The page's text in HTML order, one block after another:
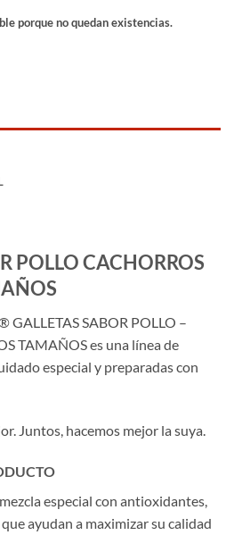
porque no quedan existencias.
POLLO CACHORROS
SABOR POLLO –
TAMAÑOS es una línea de
especial y preparadas con
Juntos, hacemos mejor la suya.
especial con antioxidantes,
ayudan a maximizar su calidad